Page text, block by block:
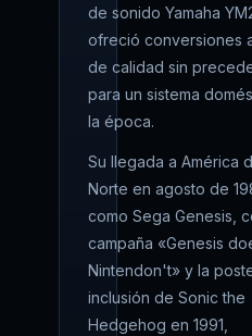
de sonido Yamaha
ofreció conversiones
de calidad sin
para un sistema
la época.
Su llegada a América
Norte en agosto de
como Sega Genesis,
campaña «Genesis
Nintendon't» y la
inclusión de Sonic the
Hedgehog en 1991,